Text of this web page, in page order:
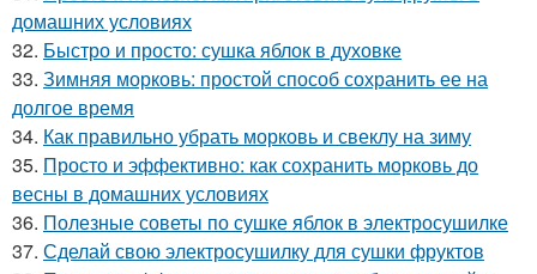
домашних условиях
32. Быстро и просто: сушка яблок в духовке
33. Зимняя морковь: простой способ сохранить ее на
долгое время
34. Как правильно убрать морковь и свеклу на зиму
35. Просто и эффективно: как сохранить морковь до
весны в домашних условиях
36. Полезные советы по сушке яблок в электросушилке
37. Сделай свою электросушилку для сушки фруктов